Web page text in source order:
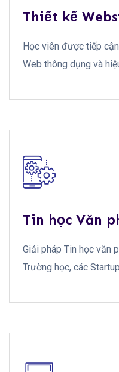
Thiết kế
Học viên được tiếp
Web thông dụng và
Tin học Văn
Giải pháp Tin học văn
Trường học, các